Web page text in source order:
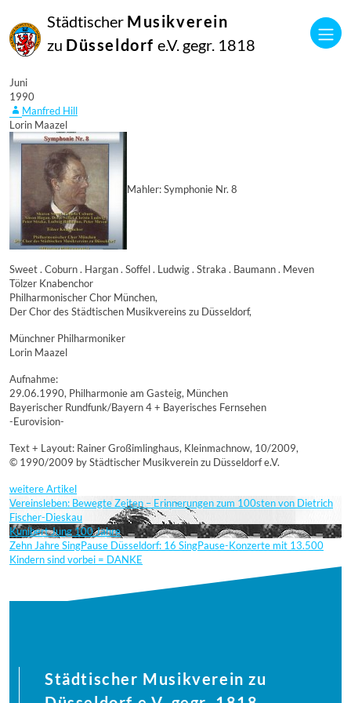
Städtischer Musikverein
zu Düsseldorf e.V. gegr. 1818
Juni
1990
Manfred Hill
Lorin Maazel
Mahler: Symphonie Nr. 8
Sweet . Coburn . Hargan . Soffel . Ludwig . Straka . Baumann . Meven
Tölzer Knabenchor
Philharmonischer Chor München,
Der Chor des Städtischen Musikvereins zu Düsseldorf,
Münchner Philharmoniker
Lorin Maazel
Aufnahme:
29.06.1990, Philharmonie am Gasteig, München
Bayerischer Rundfunk/Bayern 4 + Bayerisches Fernsehen
-Eurovision-
Text + Layout: Rainer Großimlinghaus, Kleinmachnow, 10/2009,
© 1990/2009 by Städtischer Musikverein zu Düsseldorf e.V.
weitere Artikel
Vereinsleben: Bewegte Zeiten – Erinnerungen zum 100sten von Dietrich
Fischer-Dieskau
Kunibert Jung 100 Jahre
Zehn Jahre SingPause Düsseldorf: 16 SingPause-Konzerte mit 13.500
Kindern sind vorbei = DANKE
Städtischer Musikverein zu